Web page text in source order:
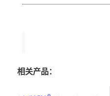
相关产品：